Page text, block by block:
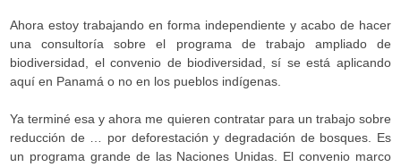
Ahora estoy trabajando en forma independiente y acabo de hacer
una consultoría sobre el programa de trabajo ampliado de
biodiversidad, el convenio de biodiversidad, sí se está aplicando
aquí en Panamá o no en los pueblos indígenas.
Ya terminé esa y ahora me quieren contratar para un trabajo sobre
reducción de … por deforestación y degradación de bosques. Es
un programa grande de las Naciones Unidas. El convenio marco